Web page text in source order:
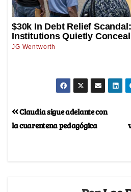
Claudia sigue adelante con
la cuarentena pedagógica